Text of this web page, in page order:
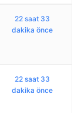
22 saat 33
dakika önce
22 saat 33
dakika önce